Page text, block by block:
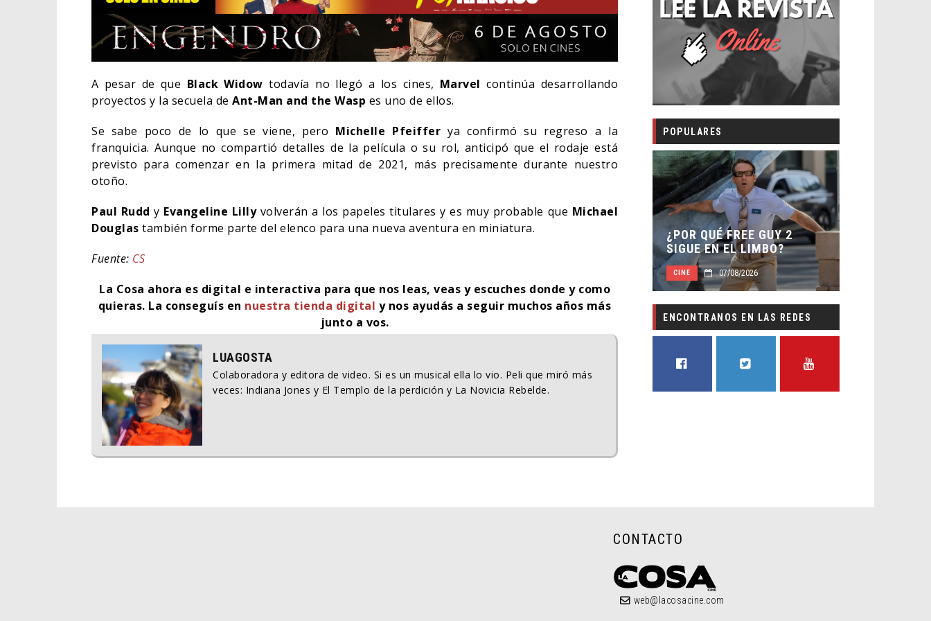
A pesar de que Black Widow todavía no llegó a los cines, Marvel continúa desarrollando
proyectos y la secuela de Ant-Man and the Wasp es uno de ellos.
Se sabe poco de lo que se viene, pero Michelle Pfeiffer ya confirmó su regreso a la
franquicia. Aunque no compartió detalles de la película o su rol, anticipó que el rodaje está
previsto para comenzar en la primera mitad de 2021, más precisamente durante nuestro
otoño.
Paul Rudd y Evangeline Lillyvolverán a los papeles titulares y es muy probable que Michael
Douglas también forme parte del elenco para una nueva aventura en miniatura.
Fuente: CS
La Cosa ahora es digital e interactiva para que nos leas, veas y escuches donde y como
quieras. La conseguís en nuestra tienda digital y nos ayudás a seguir muchos años más
junto a vos.
LUAGOSTA
Colaboradora y editora de video. Si es un musical ella lo vio. Peli que miró más
veces: Indiana Jones y El Templo de la perdición y La Novicia Rebelde.
POPULARES
EL LIVE-ACTION DE ZELDA
LA NOCHE DEL DEMONIO:
ESTÁN ENTRE NOSOTROS –
¿POR QUÉ FREE GUY 2
SIGUE EN EL LIMBO?
CINE 07/08/2026
ENCONTRANOS EN LAS REDES
CONTACTO
web@lacosacine.com